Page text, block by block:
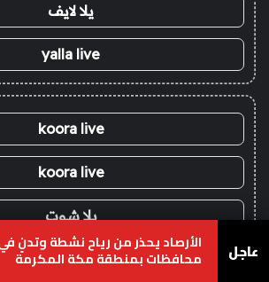
يلا لايف
yalla live
koora live
koora live
يلا شوت
يلا شوت عاجل محافظات بمنطقة مكة المكرمة